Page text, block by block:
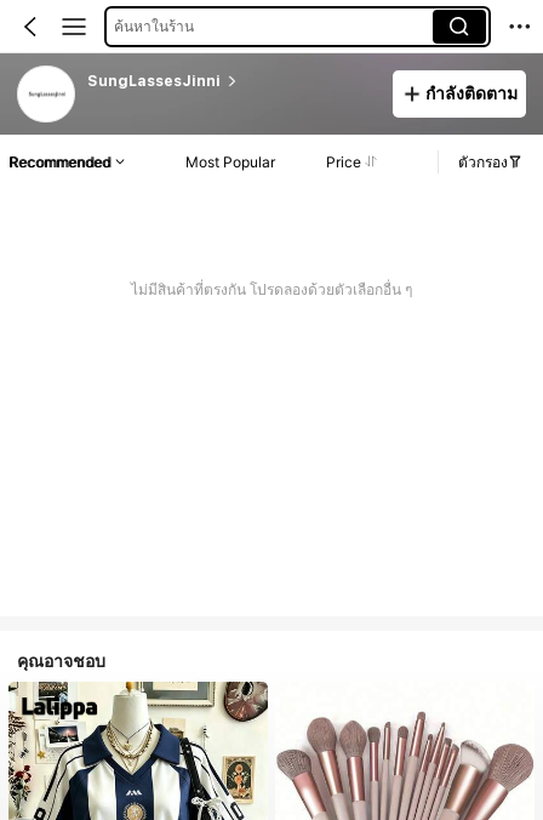
ค้นหาในร้าน
SungLassesJinni
กำลังติดตาม
Recommended Most Popular Price ตัวกรอง
ไม่มีสินค้าที่ตรงกัน โปรดลองด้วยตัวเลือกอื่น ๆ
คุณอาจชอบ